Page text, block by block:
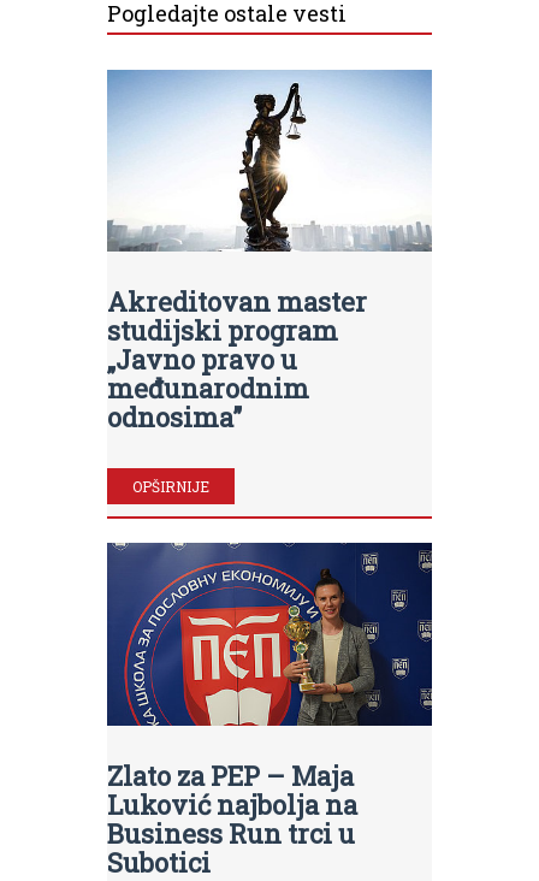
Pogledajte ostale vesti
Akreditovan master
studijski program
„Javno pravo u
međunarodnim
odnosima”
OPŠIRNIJE
Zlato za PEP – Maja
Luković najbolja na
Business Run trci u
Subotici